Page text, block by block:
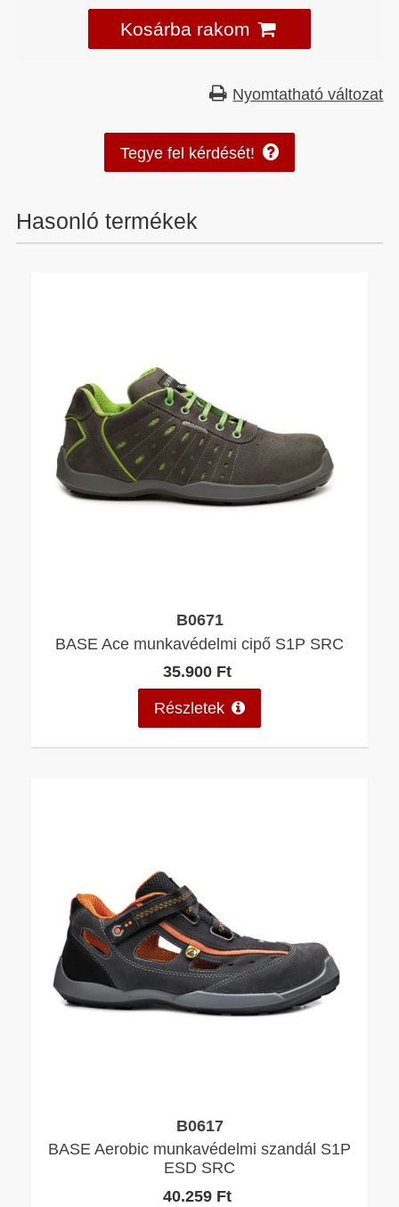
Kosárba rakom
Nyomtatható változat
Tegye fel kérdését!
Hasonló termékek
B0671
BASE Ace munkavédelmi cipő S1P SRC
35.900 Ft
Részletek
B0617
BASE Aerobic munkavédelmi szandál S1P
ESD SRC
40.259 Ft